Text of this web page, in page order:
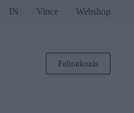
IN Vince Webshop
Feliratkozás